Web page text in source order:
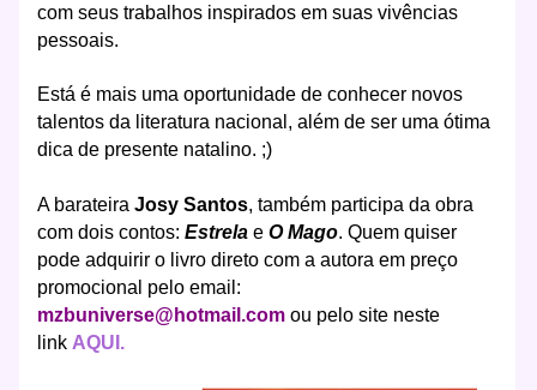
com seus trabalhos inspirados em suas vivências
pessoais.
Está é mais uma oportunidade de conhecer novos
talentos da literatura nacional, além de ser uma ótima
dica de presente natalino. ;)
A barateira Josy Santos, também participa da obra
com dois contos: Estrelae O Mago. Quem quiser
pode adquirir o livro direto com a autora em preço
promocional pelo email:
mzbuniverse@hotmail.comou pelo site neste
link AQUI.